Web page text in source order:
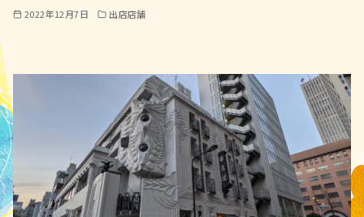
2022年12月7日 出店店舗